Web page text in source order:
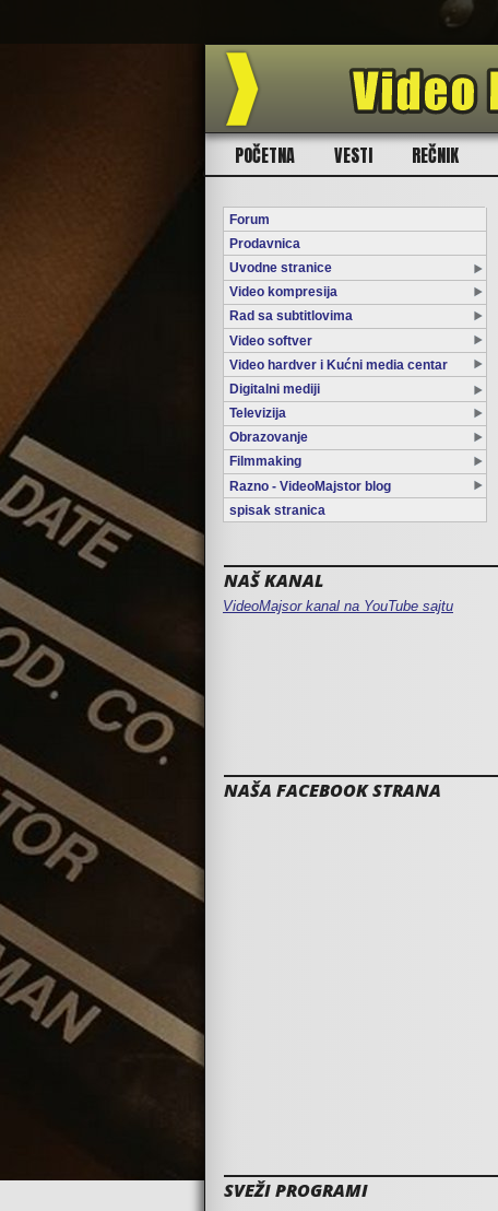
POČETNA VESTI REČNIK
Forum
Prodavnica
Uvodne stranice
Video kompresija
Rad sa subtitlovima
Video softver
Video hardver i Kućni media centar
Digitalni mediji
Televizija
Obrazovanje
Filmmaking
Razno - VideoMajstor blog
spisak stranica
NAŠ KANAL
VideoMajsor kanal na YouTube sajtu
NAŠA FACEBOOK STRANA
SVEŽI PROGRAMI